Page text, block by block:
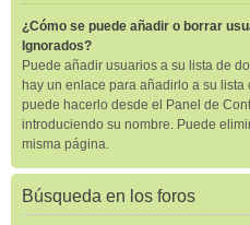
¿Cómo se puede añadir o borrar
Ignorados?
Puede añadir usuarios a su lista de
hay un enlace para añadirlo a su lista
puede hacerlo desde el Panel de
introduciendo su nombre. Puede
misma página.
Búsqueda en los foros